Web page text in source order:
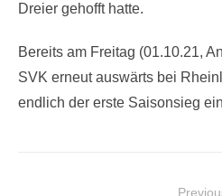
Dreier gehofft hatte.
Bereits am Freitag (01.10.21,
SVK erneut auswärts bei
endlich der erste Saisonsieg